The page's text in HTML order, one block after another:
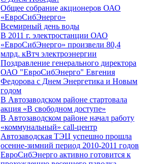
Общее собрание акционеров ОАО
«ЕвроСибЭнерго»
Всемирный день воды
В 2011 г. электростанции ОАО
«ЕвроСибЭнерго» произвели 80,4
млрд. кВтч электроэнергии
Поздравление генерального директора
ОАО "ЕвроСибЭнерго" Евгения
Федорова с Днем Энергетика и Новым
годом
В Автозаводском районе стартовала
акция «В свободном доступе»
В Автозаводском районе начал работу
«коммунальный» call-центр
Автозаводская ТЭЦ успешно прошла
осенне-зимний период 2010-2011 годов
ЕвроСибЭнерго активно готовится к